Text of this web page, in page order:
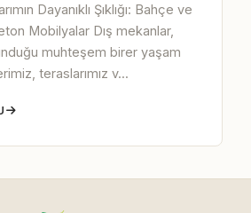
Dayanıklı Şıklığı: Bahçe ve
Mobilyalar Dış mekanlar,
muhteşem birer yaşam
teraslarımız v...